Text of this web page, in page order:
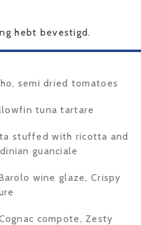
hebt bevestigd.
semi dried tomatoes
tuna tartare
stuffed with ricotta and
guanciale
wine glaze, Crispy
compote, Zesty